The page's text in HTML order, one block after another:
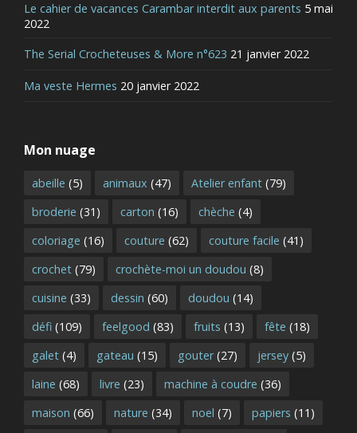
Le cahier de vacances Carambar interdit aux parents 5 mai
2022
The Serial Crocheteuses & More n°623 21 janvier 2022
Ma veste Hermes 20 janvier 2022
Mon nuage
abeille (5) animaux (47) Atelier enfant (79)
broderie (31) carton (16) chèche (4)
coloriage (16) couture (62) couture facile (41)
crochet (79) crochète-moi un doudou (8)
cuisine (33) dessin (60) doudou (14)
défi (109) feelgood (83) fruits (13) fête (18)
galet (4) gateau (15) gouter(27) jersey (5)
laine (68) livre (23) machine à coudre (36)
maison (66) nature (34) noel (7) papiers (11)